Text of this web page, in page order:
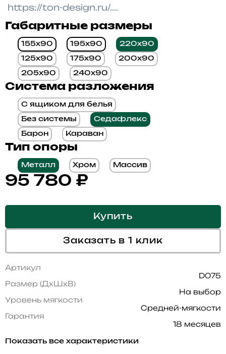
Габаритные размеры
155x90 195x90 220x90
125x90 175x90 200x90
205x90 240x90
Система разложения
С ящиком для белья
Без системы Седафлекс
Барон Караван
Тип опоры
Металл Хром Массив
95 780 ₽
Купить
Заказать в 1 клик
Артикул
D075
Размер (ДхШхВ)
На выбор
Уровень мягкости
Средней-мягкости
Гарантия
18 месяцев
Показать все характеристики